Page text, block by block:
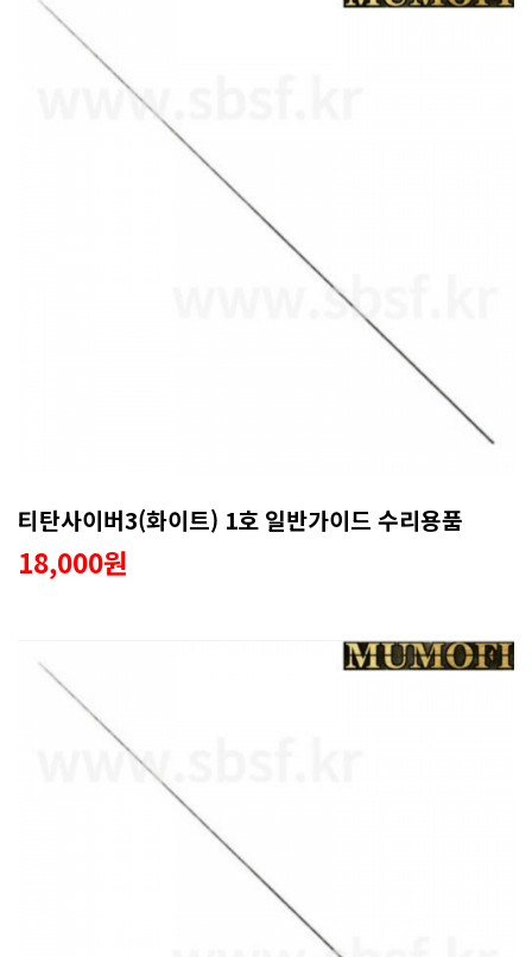
티탄사이버3(화이트) 1호 일반가이드 수리용품
18,000원